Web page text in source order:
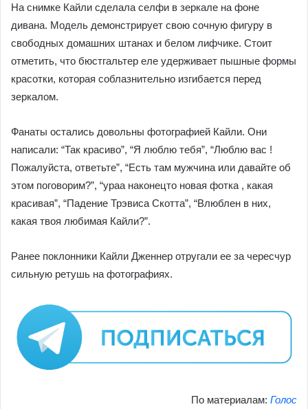
На снимке Кайли сделала селфи в зеркале на фоне
дивана. Модель демонстрирует свою сочную фигуру в
свободных домашних штанах и белом лифчике. Стоит
отметить, что бюстгальтер еле удерживает пышные формы
красотки, которая соблазнительно изгибается перед
зеркалом.
Фанаты остались довольны фотографией Кайли. Они
написали: “Так красиво”, “Я люблю тебя”, “Люблю вас !
Пожалуйста, ответьте”, “Есть там мужчина или давайте об
этом поговорим?”, “ураа наконецто новая фотка , какая
красивая”, “Падение Трэвиса Скотта”, “Влюблен в них,
какая твоя любимая Кайли?”.
Ранее поклонники Кайли Дженнер отругали ее за чересчур
сильную ретушь на фотографиях.
По материалам: Голос